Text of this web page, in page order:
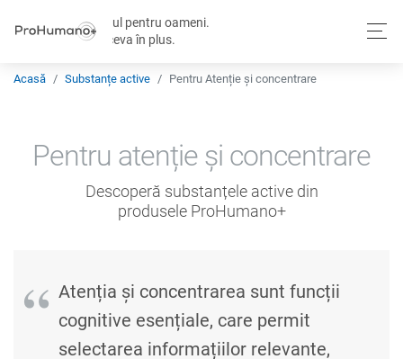
Totul pentru oameni.
Și ceva în plus.
Acasă Substanțe active Pentru Atenție și concentrare
Pentru atenție și concentrare
Descoperă substanțele active din
produsele ProHumano+
Atenția și concentrarea sunt funcții
cognitive esențiale, care permit
selectarea informațiilor relevante,